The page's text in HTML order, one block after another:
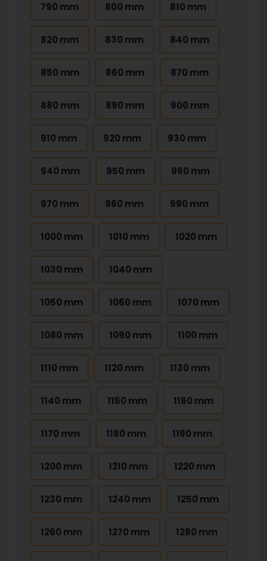
790 mm 800 mm 810 mm
820 mm 830 mm 840 mm
850 mm 860 mm 870 mm
880 mm 890 mm 900 mm
910 mm 920 mm 930 mm
940 mm 950 mm 960 mm
970 mm 980 mm 990 mm
1000 mm 1010 mm 1020 mm
1030 mm 1040 mm
1050 mm 1060 mm 1070 mm
1080 mm 1090 mm 1100 mm
1110 mm 1120 mm 1130 mm
1140 mm 1150 mm 1160 mm
1170 mm 1180 mm 1190 mm
1200 mm 1210 mm 1220 mm
1230 mm 1240 mm 1250 mm
1260 mm 1270 mm 1280 mm